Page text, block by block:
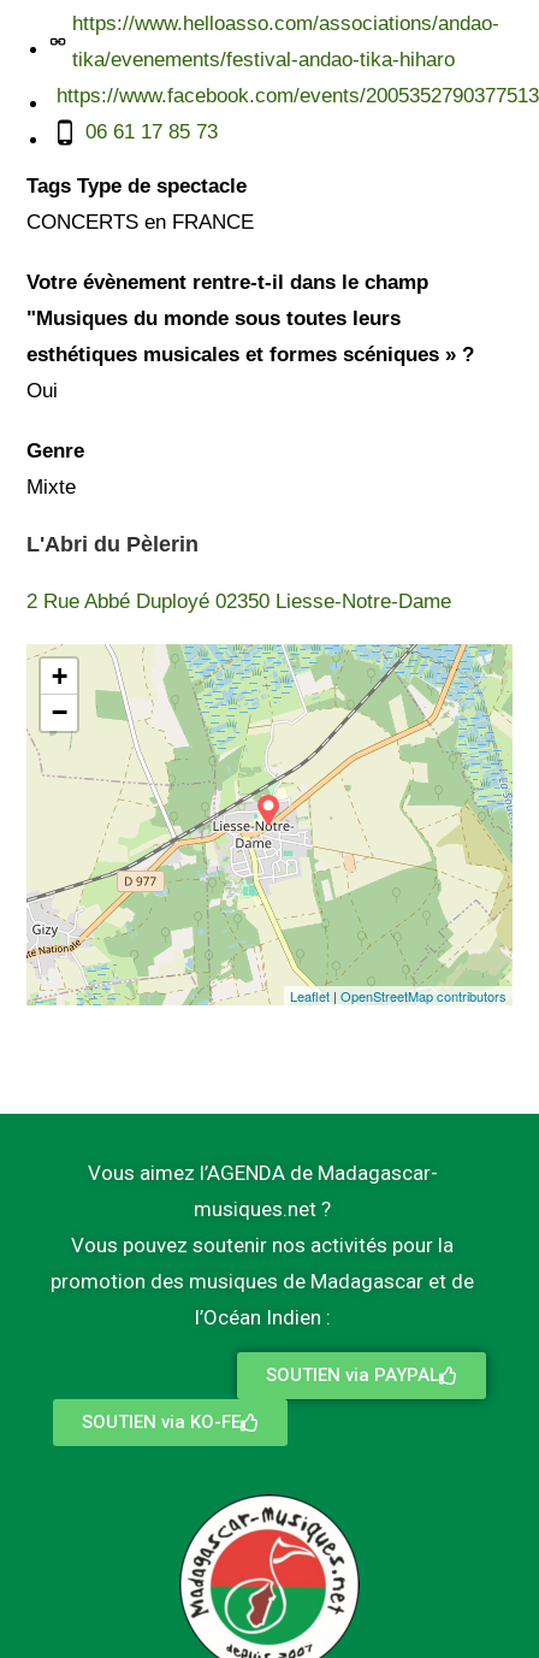
https://www.helloasso.com/associations/andao-
tika/evenements/festival-andao-tika-hiharo
https://www.facebook.com/events/
06 61 17 85 73
Tags Type de spectacle
CONCERTS en FRANCE
Votre évènement rentre-t-il dans le champ
"Musiques du monde sous toutes leurs
esthétiques musicales et formes scéniques » ?
Oui
Genre
Mixte
L'Abri du Pèlerin
2 Rue Abbé Duployé 02350 Liesse-Notre-Dame
+
−
Leaflet| OpenStreetMap contributors
Vous aimez l’AGENDA de Madagascar-
musiques.net ?
Vous pouvez soutenir nos activités pour la
promotion des musiques de Madagascar et de
l’Océan Indien :
SOUTIEN via PAYPAL
SOUTIEN via KO-FE